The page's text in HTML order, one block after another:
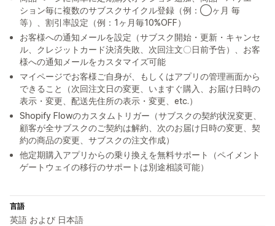
ション毎に複数のサブスクサイクル登録（例：◯ヶ月 毎
等）、割引率設定（例：1ヶ月毎10%OFF）
お客様への通知メールを設定（サブスク開始・更新・キャンセ
ル、クレジットカード決済失敗、次回注文〇日前予告）、お客
様への通知メールをカスタマイズ可能
マイページでお客様ご自身が、もしくはアプリの管理画面から
できること（次回注文日の変更、いますぐ購入、お届け日時の
表示・変更、配送先住所の表示・変更、etc.）
Shopify Flowのカスタムトリガー（サブスクの契約状況変更、
顧客が全サブスクのご契約は解約、次のお届け日時の変更、契
約の商品の変更、サブスクの注文作成）
他定期購入アプリからの乗り換えを無料サポート（ペイメント
ゲートウェイの移行のサポートは別途相談可能）
言語
英語 および 日本語